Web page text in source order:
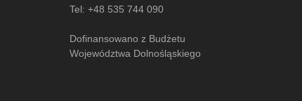
Tel: +48 535 744 090
Dofinansowano z Budżetu
Województwa Dolnośląskiego